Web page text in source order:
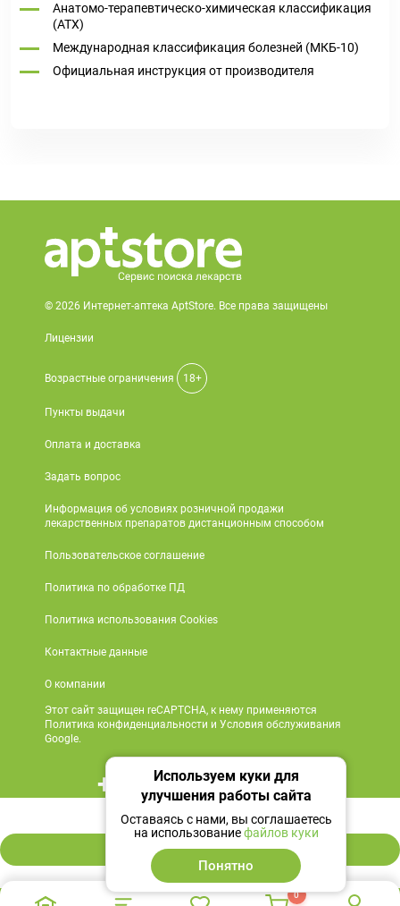
143 ₽
В корзину
Анатомо-терапевтическо-химическая классификация
(ATX)
Международная классификация болезней (МКБ-10)
Официальная инструкция от производителя
© 2026 Интернет-аптека AptStore. Все права защищены
Лицензии
Возрастные ограничения 18+
Пункты выдачи
Оплата и доставка
Задать вопрос
Информация об условиях розничной продажи
лекарственных препаратов дистанционным способом
Пользовательское соглашение
Политика по обработке ПД
Политика использования Cookies
Контактные данные
О компании
Этот сайт защищен reCAPTCHA, к нему применяются
Политика конфиденциальности и Условия обслуживания
Google.
+7 495 419 18 18
Мы в социальных сетях
0
Используем куки для
улучшения работы сайта
Оставаясь с нами, вы соглашаетесь
на использованиефайлов куки
Понятно